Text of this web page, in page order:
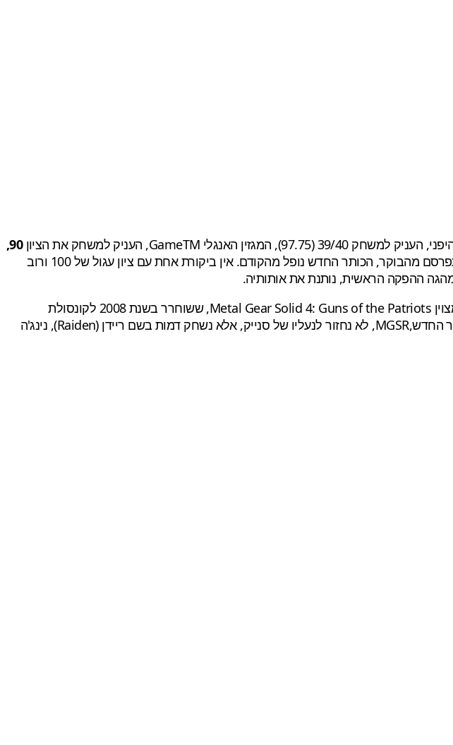
90,
למרות הביקורות החזקות הראשונות, מסתמן כי על פי שלל הביקורות שהחלו להתפרסם מהבוקר, הכותר החדש נופל מהקודם. אין ביקורת אחת עם ציון עגול של 100 ורוב
עלילת המשחק Metal Gear Rising: Revengeance, מתרחש מספר שנים לאחר עלילת המשחק המצוין Metal Gear Solid 4: Guns of the Patriots, ששוחרר בשנת 2008 לקונסולת
בסולם metacritic). בכותר החדש,MGSR, לא נחזור לנעליו של סנייק, אלא נשחק דמות בשם ריידן (Raiden), נינג'ה